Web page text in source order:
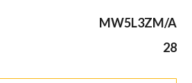
MW5L3ZM/A
28